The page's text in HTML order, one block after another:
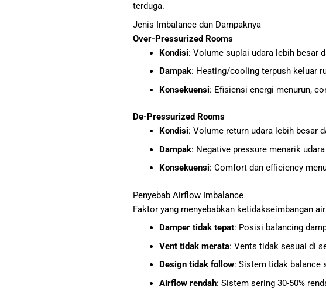
terduga.
Jenis Imbalance dan Dampaknya
Over-Pressurized Rooms
Kondisi: Volume suplai udara lebih besar
Dampak: Heating/cooling terpush keluar
Konsekuensi: Efisiensi energi menurun,
De-Pressurized Rooms
Kondisi: Volume return udara lebih besar
Dampak: Negative pressure menarik
Konsekuensi: Comfort dan efficiency
Penyebab Airflow Imbalance
Faktor yang menyebabkan ketidakseimbangan
Damper tidak tepat: Posisi balancing
Vent tidak merata: Vents tidak sesuai di
Design tidak follow: Sistem tidak balance
Airflow rendah: Sistem sering 30-50%